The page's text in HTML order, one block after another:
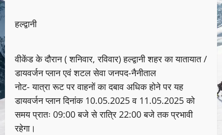
हल्द्वानी
वीकेंड के दौरान ( शनिवार, रविवार) हल्द्वानी शहर का यातायात /
डायवर्जन प्लान एवं शटल सेवा जनपद-नैनीताल
नोट- यात्रा रूट पर वाहनों का दबाव अधिक होने पर यह
डायवर्जन प्लान दिनांक 10.05.2025 व 11.05.2025 को
समय प्रातः 09:00 बजे से रात्रि 22:00 बजे तक प्रभावी
रहेगा।